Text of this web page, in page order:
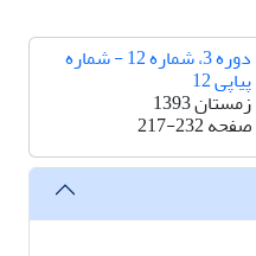
دوره 3، شماره 12 - شماره
پیاپی 12
زمستان 1393
صفحه217-232